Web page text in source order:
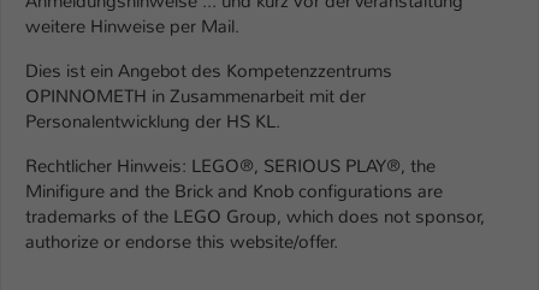
weitere Hinweise per Mail.
Dies ist ein Angebot des Kompetenzzentrums
OPINNOMETH in Zusammenarbeit mit der
Personalentwicklung der HS KL.
Rechtlicher Hinweis: LEGO®, SERIOUS PLAY®, the
Minifigure and the Brick and Knob configurations are
trademarks of the LEGO Group, which does not sponsor,
authorize or endorse this website/offer.
Laufzeit 1 Woche
Dieses Cookie ist ein Standard-Session-
Cookie von TYPO3. Es speichert im Fall
eines Intranet-Logins die Session-ID. So
wiedererkannt werden und es wird ihm
Zugang zu geschützten Bereichen
gewährt.